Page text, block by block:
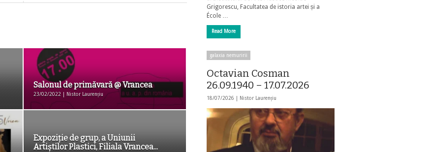
Salonul de primăvară @ Vrancea
23/02/2022 | Nistor Laurențiu
Expoziție de grup, a Uniunii
Artiştilor Plastici, Filiala Vrancea...
Grigorescu, Facultatea de istoria artei și a
École …
Read More
galaxia nemuririi
Octavian Cosman
26.09.1940 – 17.07.2026
18/07/2026 | Nistor Laurențiu